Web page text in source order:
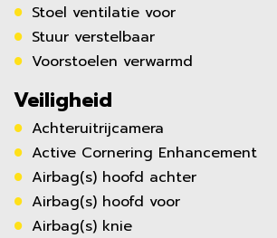
Stoel ventilatie voor
Stuur verstelbaar
Voorstoelen verwarmd
Veiligheid
Achteruitrijcamera
Active Cornering Enhancement
Airbag(s) hoofd achter
Airbag(s) hoofd voor
Airbag(s) knie